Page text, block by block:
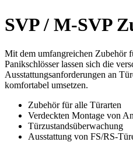
SVP / M-SVP
Mit dem umfangreichen Zubehör
Panikschlösser lassen sich die
Ausstattungsanforderungen an
komfortabel umsetzen.
Zubehör für alle Türarten
Verdeckten Montage von
Türzustandsüberwachung
Ausstattung von FS/RS-